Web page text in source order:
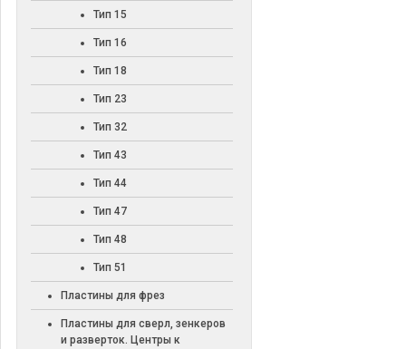
Тип 15
Тип 16
Тип 18
Тип 23
Тип 32
Тип 43
Тип 44
Тип 47
Тип 48
Тип 51
Пластины для фрез
Пластины для сверл, зенкеров
и разверток. Центры к